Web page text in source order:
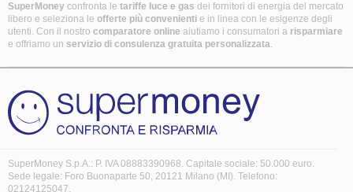
SuperMoney confronta le tariffe luce e gas dei fornitori di energia del mercato
libero e seleziona le offerte più convenienti e in linea con le esigenze degli
utenti. Con il nostro comparatore online aiutiamo i consumatori a risparmiare
e offriamo un servizio di consulenza gratuita personalizzata.
SuperMoney S.p.A.: P. IVA 08883390968. Capitale sociale: 50.000 euro.
Sede legale: Foro Buonaparte 50, 20121 Milano (MI). Telefono:
02124125047.